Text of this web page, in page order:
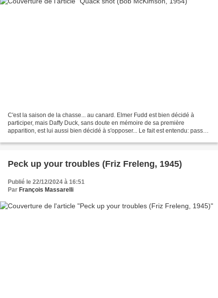
C'est la saison de la chasse... au canard. Elmer Fudd est bien décidé à
participer, mais Daffy Duck, sans doute en mémoire de sa première
apparition, est lui aussi bien décidé à s'opposer... Le fait est entendu: passé
Peck up your troubles (Friz Freleng, 1945)
Publié le 22/12/2024 à 16:51
Par François Massarelli